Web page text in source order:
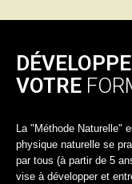
VOTRE
La "Méthode Naturelle"
physique naturelle se
par tous (à partir de 5
vise à développer et